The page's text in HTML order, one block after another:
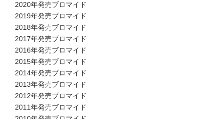
2020年発売ブロマイド
2019年発売ブロマイド
2018年発売ブロマイド
2017年発売ブロマイド
2016年発売ブロマイド
2015年発売ブロマイド
2014年発売ブロマイド
2013年発売ブロマイド
2012年発売ブロマイド
2011年発売ブロマイド